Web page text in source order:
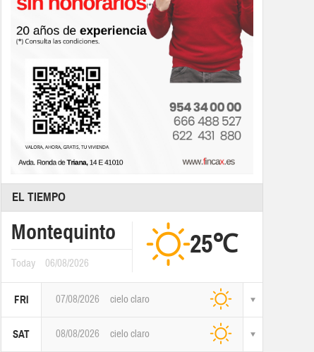
EL TIEMPO
Montequinto
Today 06/08/2026
25℃
FRI 07/08/2026 cielo claro
SAT 08/08/2026 cielo claro